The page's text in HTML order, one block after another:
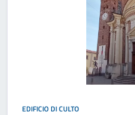
EDIFICIO DI CULTO